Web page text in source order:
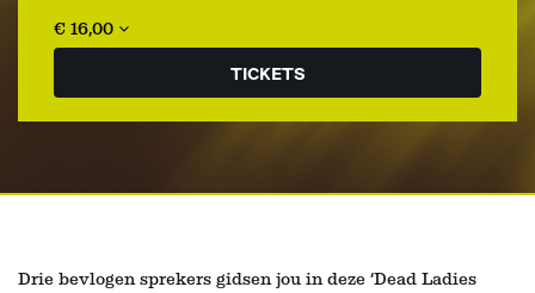
€ 16,00
TICKETS
Drie bevlogen sprekers gidsen jou in deze ‘Dead Ladies